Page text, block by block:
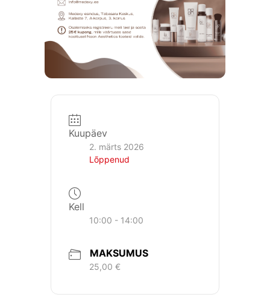
Kuupäev
2. märts 2026
Lõppenud
Kell
10:00 - 14:00
MAKSUMUS
25,00 €